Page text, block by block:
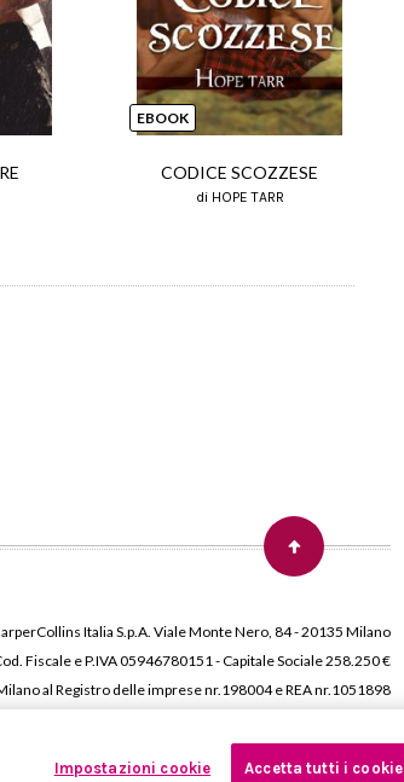
EBOOK
CODICE SCOZZESE
di HOPE TARR
Italia S.p.A. Viale Monte Nero, 84 - 20135 Milano
Fiscale e P.IVA 05946780151 - Capitale Sociale 258.250 €
al Registro delle imprese nr.198004 e REA nr.1051898
Impostazioni cookie Accetta tutti i cookie